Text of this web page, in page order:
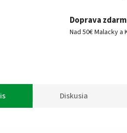
Doprava
Nad 50€ Malacky
Diskusia